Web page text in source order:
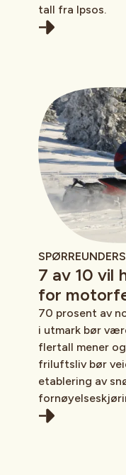
tall fra Ipsos.
7 av 10 vil
for
70 prosent av
i utmark bør
flertall mener
friluftsliv bør
etablering av